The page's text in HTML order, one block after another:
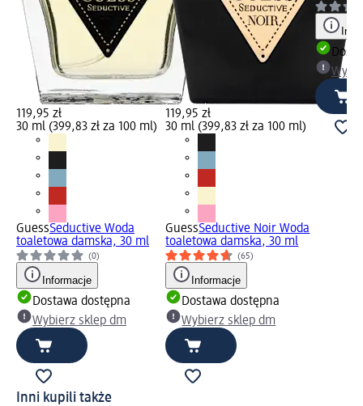
119,95 zł
30 ml (399,83 zł za 100 ml)
GuessSeductive Woda
toaletowa damska, 30 ml
(0)
Informacje
Dostawa dostępna
Wybierz sklep dm
119,95 zł
30 ml (399,83 zł za 100 ml)
GuessSeductive Noir Woda
toaletowa damska, 30 ml
(65)
Informacje
Dostawa dostępna
Wybierz sklep dm
Inni kupili także